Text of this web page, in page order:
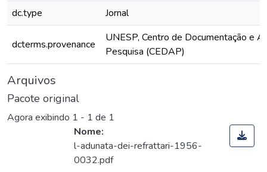
dc.type
Jornal
dcterms.provenance
UNESP, Centro de Documentação e
Pesquisa (CEDAP)
Arquivos
Pacote original
Agora exibindo 1 - 1 de 1
Nome:
l-adunata-dei-refrattari-1956-
0032.pdf